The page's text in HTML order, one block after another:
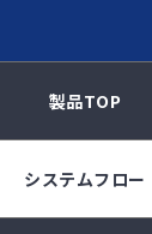
製品TOP
システムフロー